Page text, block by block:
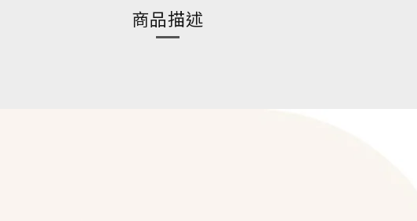
商品描述